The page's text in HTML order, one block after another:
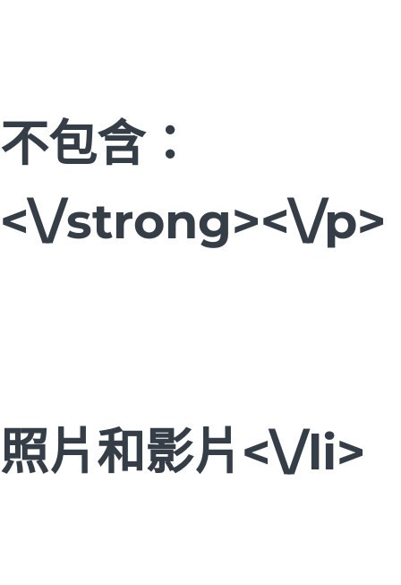
不包含：
<\/strong><\/p>
照片和影片<\/li>